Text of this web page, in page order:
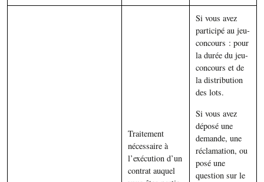
Traitement
nécessaire à
l’exécution d’un
contrat auquel
Si vous avez
participé au jeu-
concours : pour
la durée du jeu-
concours et de
la distribution
des lots.
Si vous avez
déposé une
demande, une
réclamation, ou
posé une
question sur le